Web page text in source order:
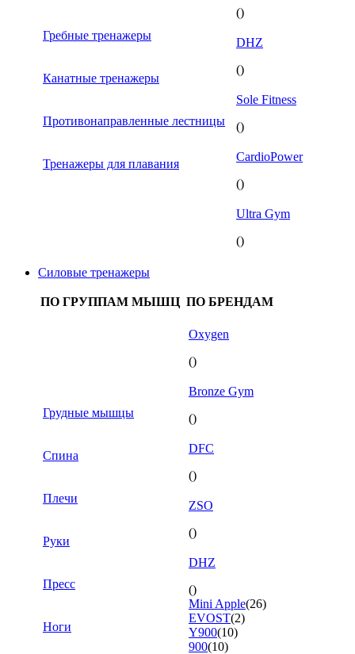
Гребные тренажеры
Канатные тренажеры
Противонаправленные лестницы
Тренажеры для плавания
()
DHZ
()
Sole Fitness
()
CardioPower
()
Ultra Gym
()
Силовые тренажеры
ПО ГРУППАМ МЫШЦ ПО БРЕНДАМ
Грудные мышцы
Спина
Плечи
Руки
Пресс
Ноги
Oxygen
()
Bronze Gym
()
DFC
()
ZSO
()
DHZ
()
Mini Apple(26)
EVOST(2)
Y900(10)
900(10)